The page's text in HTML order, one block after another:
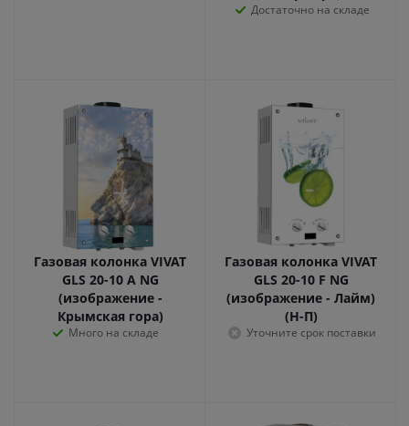
Достаточно на складе
Газовая колонка VIVAT
GLS 20-10 A NG
(изображение -
Крымская гора)
Много на складе
Газовая колонка VIVAT
GLS 20-10 F NG
(изображение - Лайм)
(Н-П)
Уточните срок поставки